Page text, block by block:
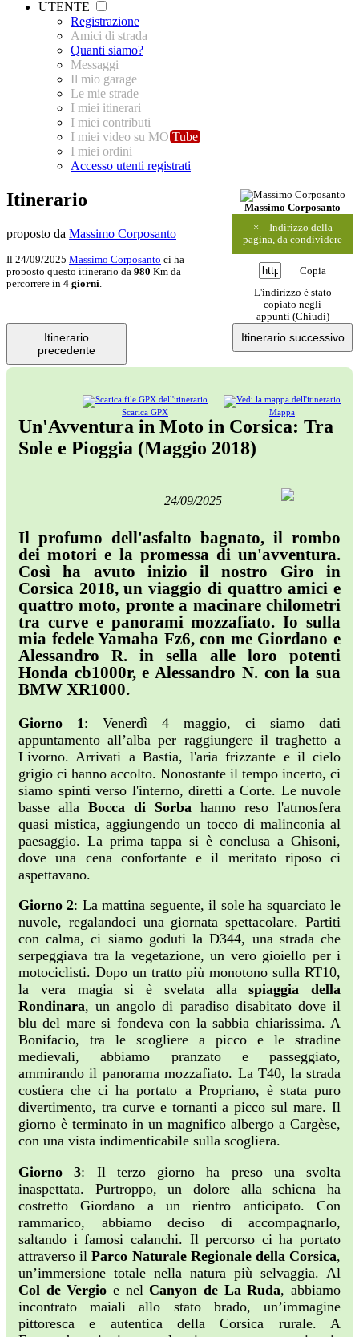
UTENTE
Registrazione
Amici di strada
Quanti siamo?
Messaggi
Il mio garage
Le mie strade
I miei itinerari
I miei contributi
I miei video su MO Tube
I miei ordini
Accesso utenti registrati
Massimo Corposanto
×
Indirizzo della
pagina, da condividere
Copia
L'indirizzo è stato
copiato negli
appunti (Chiudi)
Itinerario
proposto da Massimo Corposanto
Il 24/09/2025 Massimo Corposanto ci ha
proposto questo itinerario da 980 Km da
percorrere in 4 giorni.
Itinerario
precedente
Itinerario successivo
Mappa
Scarica GPX
Un'Avventura in Moto in Corsica: Tra
Sole e Pioggia (Maggio 2018)
24/09/2025
Il profumo dell'asfalto bagnato, il rombo
dei motori e la promessa di un'avventura.
Così ha avuto inizio il nostro Giro in
Corsica 2018, un viaggio di quattro amici e
quattro moto, pronte a macinare chilometri
tra curve e panorami mozzafiato. Io sulla
mia fedele Yamaha Fz6, con me Giordano e
Alessandro R. in sella alle loro potenti
Honda cb1000r, e Alessandro N. con la sua
BMW XR1000.
Giorno 1 : Venerdì 4 maggio, ci siamo dati
appuntamento all’alba per raggiungere il traghetto a
Livorno. Arrivati a Bastia, l'aria frizzante e il cielo
grigio ci hanno accolto. Nonostante il tempo incerto, ci
siamo spinti verso l'interno, diretti a Corte. Le nuvole
basse alla Bocca di Sorba hanno reso l'atmosfera
quasi mistica, aggiungendo un tocco di malinconia al
paesaggio. La prima tappa si è conclusa a Ghisoni,
dove una cena confortante e il meritato riposo ci
aspettavano.
Giorno 2: La mattina seguente, il sole ha squarciato le
nuvole, regalandoci una giornata spettacolare. Partiti
con calma, ci siamo goduti la D344, una strada che
serpeggiava tra la vegetazione, un vero gioiello per i
motociclisti. Dopo un tratto più monotono sulla RT10,
la vera magia si è svelata allaspiaggia della
Rondinara, un angolo di paradiso disabitato dove il
blu del mare si fondeva con la sabbia chiarissima. A
Bonifacio, tra le scogliere a picco e le stradine
medievali, abbiamo pranzato e passeggiato,
ammirando il panorama mozzafiato. La T40, la strada
costiera che ci ha portato a Propriano, è stata puro
divertimento, tra curve e tornanti a picco sul mare. Il
giorno è terminato in un magnifico albergo a Cargèse,
con una vista indimenticabile sulla scogliera.
Giorno 3: Il terzo giorno ha preso una svolta
inaspettata. Purtroppo, un dolore alla schiena ha
costretto Giordano a un rientro anticipato. Con
rammarico, abbiamo deciso di accompagnarlo,
saltando i famosi calanchi. Il percorso ci ha portato
attraverso ilParco Naturale Regionale della Corsica,
un’immersione totale nella natura più selvaggia. Al
Col de Vergio e nel Canyon de La Ruda, abbiamo
incontrato maiali allo stato brado, un’immagine
pittoresca e autentica della Corsica rurale. A